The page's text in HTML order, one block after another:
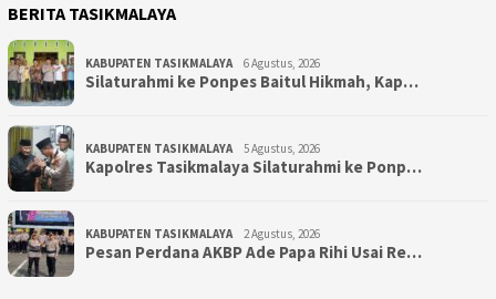
BERITA TASIKMALAYA
KABUPATEN TASIKMALAYA 6 Agustus, 2026
Silaturahmi ke Ponpes Baitul Hikmah, Kap…
KABUPATEN TASIKMALAYA 5 Agustus, 2026
Kapolres Tasikmalaya Silaturahmi ke Ponp…
KABUPATEN TASIKMALAYA 2 Agustus, 2026
Pesan Perdana AKBP Ade Papa Rihi Usai Re…